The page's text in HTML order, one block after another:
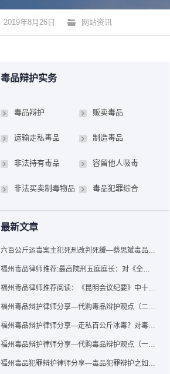
2019年8月26日 网站资讯
毒品辩护实务
毒品辩护 贩卖毒品
运输走私毒品 制造毒品
非法持有毒品 容留他人吸毒
非法买卖制毒物品 毒品犯罪综合
最新文章
六百公斤运毒案主犯死刑改判死缓—蔡思斌毒品犯罪辩护成功案例
福州毒品律师推荐:最高院刑五庭庭长：对《全国法院毒品案件审判工作会议纪要》的理解与适用
福州毒品律师推荐阅读：《昆明会议纪要》中十个“意想不到”的规定
福州毒品辩护律师分享—代购毒品辩护观点（二）——“牟利”之辩
福州毒品辩护律师分享—走私百公斤冰毒？对毒品缺失型走私毒品罪案件，该如何有效辩护
福州毒品辩护律师分享—代购毒品辩护观点（一）——“真假”之辩
福州毒品犯罪辩护律师分享—毒品犯罪辩护之如何提炼言辞证据